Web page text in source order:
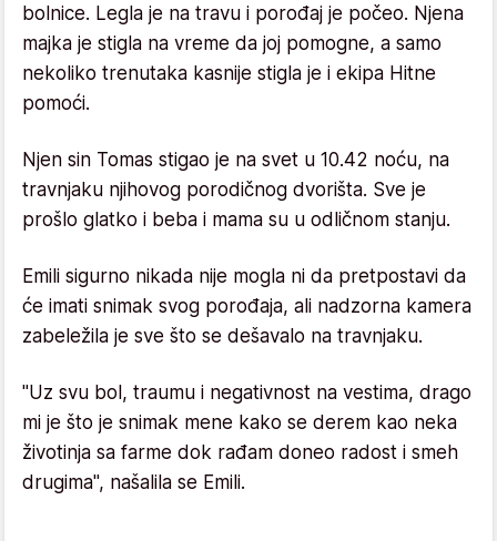
bolnice. Legla je na travu i porođaj je počeo. Njena
majka je stigla na vreme da joj pomogne, a samo
nekoliko trenutaka kasnije stigla je i ekipa Hitne
pomoći.
Njen sin Tomas stigao je na svet u 10.42 noću, na
travnjaku njihovog porodičnog dvorišta. Sve je
prošlo glatko i beba i mama su u odličnom stanju.
Emili sigurno nikada nije mogla ni da pretpostavi da
će imati snimak svog porođaja, ali nadzorna kamera
zabeležila je sve što se dešavalo na travnjaku.
"Uz svu bol, traumu i negativnost na vestima, drago
mi je što je snimak mene kako se derem kao neka
životinja sa farme dok rađam doneo radost i smeh
drugima", našalila se Emili.